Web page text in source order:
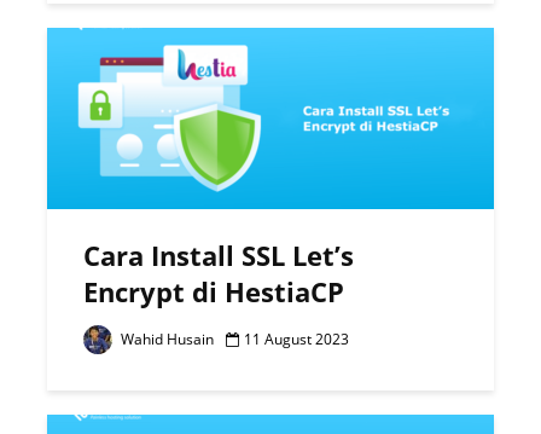
Cara Install SSL Let’s
Encrypt di HestiaCP
Wahid Husain 11 August 2023